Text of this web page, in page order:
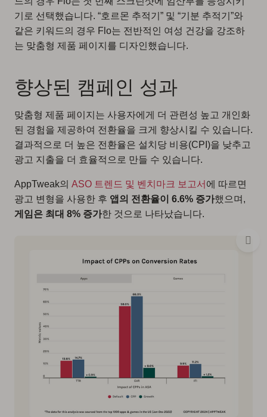
기로 선택했습니다. “호르몬 추적기” 및 “기분 추적기”와
같은 키워드의 경우 Flo는 전반적인 여성 건강을 강조하
는 맞춤형 제품 페이지를 디자인했습니다.
향상된 캠페인 성과
맞춤형 제품 페이지는 사용자에게 더 관련성 높고 개인화
된 경험을 제공하여 전환율을 크게 향상시킬 수 있습니다.
결과적으로 더 높은 전환율은 설치당 비용(CPI)을 낮추고
광고 지출을 더 효율적으로 만들 수 있습니다.
AppTweak의 ASO 트렌드 및 벤치마크 보고서 에 따르면
광고 변형을 사용한 후 앱의 전환율이 6.6% 증가했으며,
게임은 최대 8% 증가한 것으로 나타났습니다.